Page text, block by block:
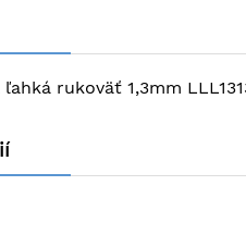
rukoväť 1,3mm